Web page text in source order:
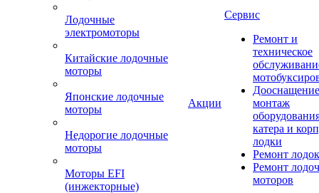
Лодочные
электромоторы
Китайские лодочные
моторы
Японские лодочные
моторы
Недорогие лодочные
моторы
Моторы EFI
(инжекторные)
Акции
Сервис
Ремонт и
техническое
монтаж
катера и
лодки
Ремонт
Ремонт
моторов